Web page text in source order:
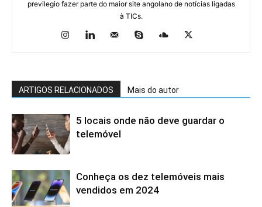
previlegio fazer parte do maior site angolano de notícias ligadas
à TICs.
ARTIGOS RELACIONADOS Mais do autor
5 locais onde não deve guardar o
telemóvel
Conheça os dez telemóveis mais
vendidos em 2024